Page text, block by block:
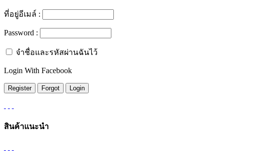
ที่อยู่อีเมล์ :
Password :
จำชื่อและรหัสผ่านฉันไว้
Login With Facebook
สินค้าแนะนำ